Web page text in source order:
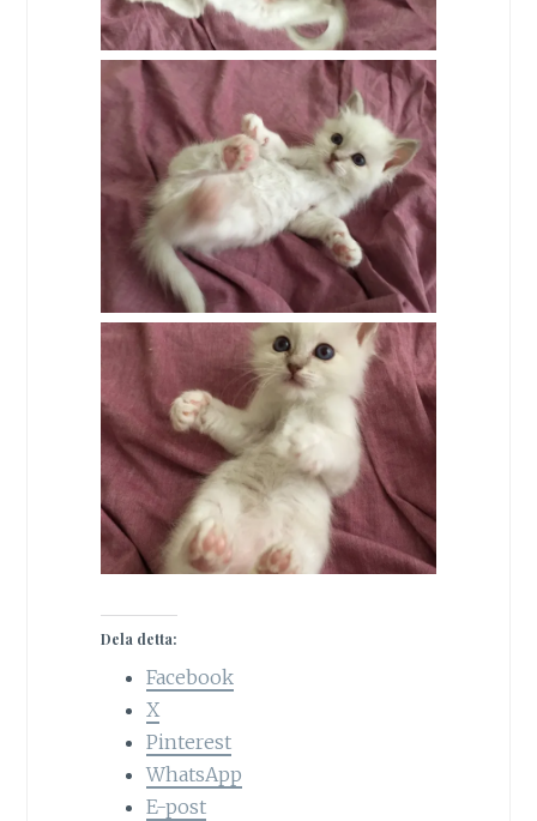
Dela detta:
Facebook
X
Pinterest
WhatsApp
E-post